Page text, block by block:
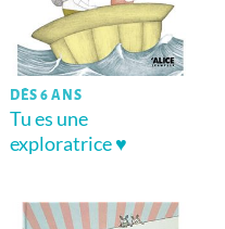
DÈS 6 ANS
Tu es une
exploratrice ♥